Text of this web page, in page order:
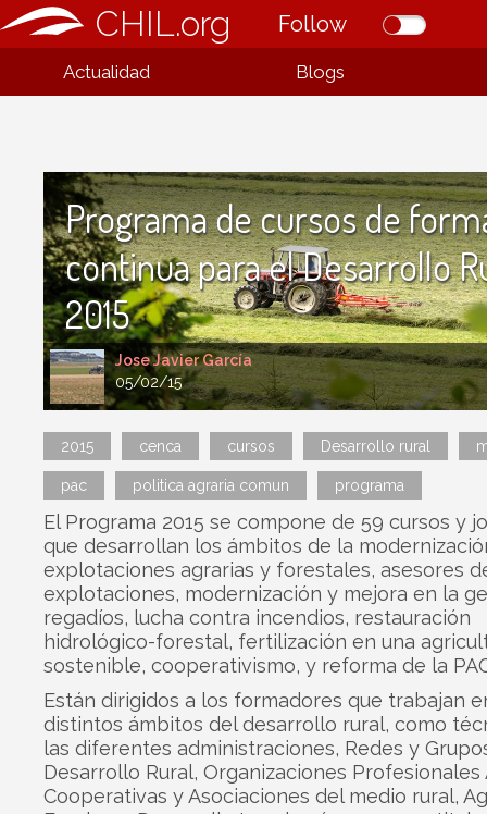
CHIL.org Follow
Actualidad Blogs
Jose Javier García
05/02/15
Programa de cursos de
continua para el Desarrollo
2015
2015 cenca cursos Desarrollo rural
pac politica agraria comun programa
El Programa 2015 se compone de 59 cursos y
que desarrollan los ámbitos de la
explotaciones agrarias y forestales, asesores
explotaciones, modernización y mejora en la
regadíos, lucha contra incendios, restauración
hidrológico-forestal, fertilización en una
sostenible, cooperativismo, y reforma de la
Están dirigidos a los formadores que trabajan
distintos ámbitos del desarrollo rural, como
las diferentes administraciones, Redes y
Desarrollo Rural, Organizaciones Profesionales
Cooperativas y Asociaciones del medio rural,